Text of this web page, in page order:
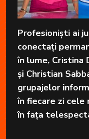
Profesioniști ai
conectați
în lume, Cristina
și Christian
grupajelor
în fiecare zi
în fața